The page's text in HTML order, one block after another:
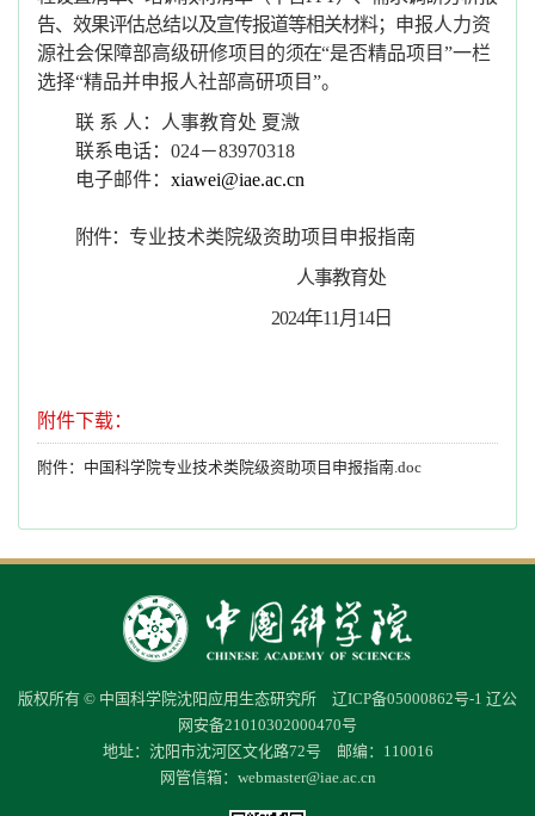
告、效果评估总结以及宣传报道等相关材料； 申报人力资
源社会保障部高级研修项目的须在“是否精品项目”一栏
选择“精品并申报人社部高研项目”。
联 系 人： 人事教育处 夏溦
联系电话： 024－83970318
电子邮件： xiawei@iae.ac.cn
附件： 专业技术类院级资助项目申报指南
人事教育处
2024年11月14日
附件下载：
附件：中国科学院专业技术类院级资助项目申报指南.doc
版权所有 © 中国科学院沈阳应用生态研究所 辽ICP备05000862号-1 辽公
网安备21010302000470号
地址：沈阳市沈河区文化路72号 邮编：110016
网管信箱： webmaster@iae.ac.cn